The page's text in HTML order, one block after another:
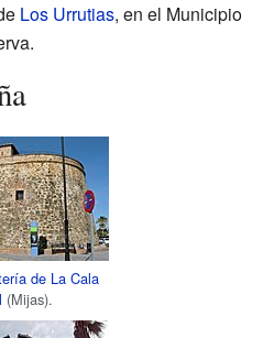
Los Urrutias, en el Municipio
de La Cala
(Mijas).